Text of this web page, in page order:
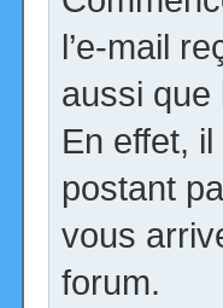
l’e-mail
aussi que
En effet,
postant
vous
forum.